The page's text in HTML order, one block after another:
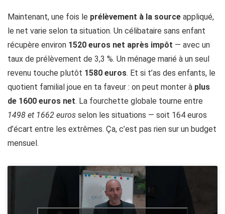
Maintenant, une fois le prélèvement à la source appliqué,
le net varie selon ta situation. Un célibataire sans enfant
récupère environ 1520 euros net après impôt — avec un
taux de prélèvement de 3,3 %. Un ménage marié à un seul
revenu touche plutôt 1580 euros. Et si t’as des enfants, le
quotient familial joue en ta faveur : on peut monter à plus
de 1600 euros net. La fourchette globale tourne entre
1498 et 1662 euros selon les situations — soit 164 euros
d’écart entre les extrêmes. Ça, c’est pas rien sur un budget
mensuel.